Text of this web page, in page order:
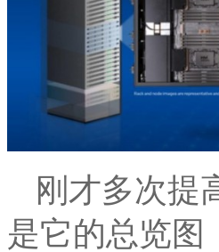
刚才多次提
是它的总览图